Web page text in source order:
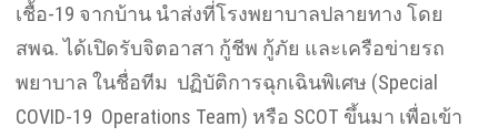
เชื้อ-19 จากบ้าน นำส่งที่โรงพยาบาลปลายทาง โดย
สพฉ. ได้เปิดรับจิตอาสา กู้ชีพ กู้ภัย และเครือข่ายรถ
พยาบาล ในชื่อทีม ปฏิบัติการฉุกเฉินพิเศษ (Special
COVID-19 Operations Team) หรือ SCOT ขึ้นมา เพื่อเข้า